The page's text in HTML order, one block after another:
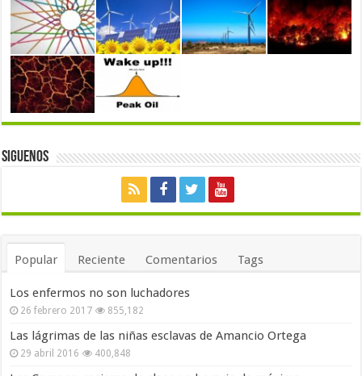
Siguenos
Popular Reciente Comentarios Tags
Los enfermos no son luchadores
26 febrero 2017 855,182
Las lágrimas de las niñas esclavas de Amancio Ortega
29 abril 2016 400,848